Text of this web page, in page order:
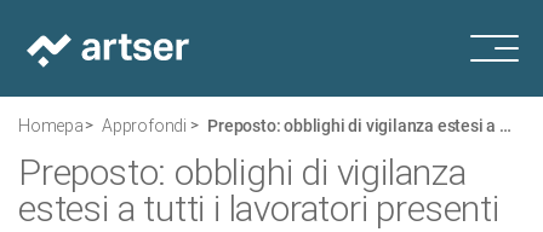
Homepage Approfondimenti Preposto: obblighi di vigilanza estesi a tutti i lavoratori presenti
Preposto: obblighi di vigilanza
estesi a tutti i lavoratori presenti